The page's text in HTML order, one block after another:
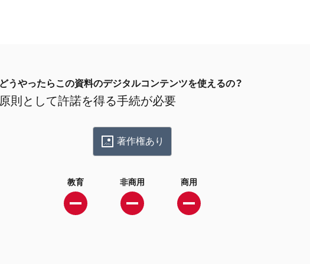
どうやったらこの資料のデジタルコンテンツを使えるの？
原則として許諾を得る手続が必要
著作権あり
教育 非商用 商用